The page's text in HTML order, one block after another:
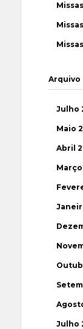
Arquivo
Julho
Maio
Abril
Julho